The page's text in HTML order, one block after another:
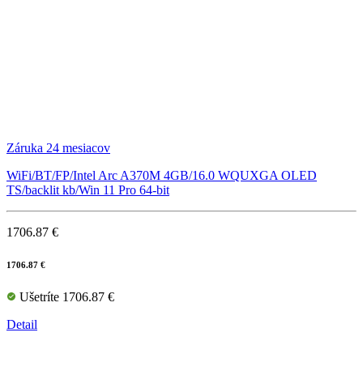
Záruka 24 mesiacov
WiFi/BT/FP/Intel Arc A370M 4GB/16.0 WQUXGA OLED
TS/backlit kb/Win 11 Pro 64-bit
1706.87 €
1706.87 €
Ušetríte 1706.87 €
Detail